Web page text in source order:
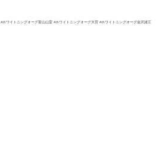
#ホワイトニングオーグ富山山室 #ホワイトニングオーグ大宮 #ホワイトニングオーグ金沢諸江